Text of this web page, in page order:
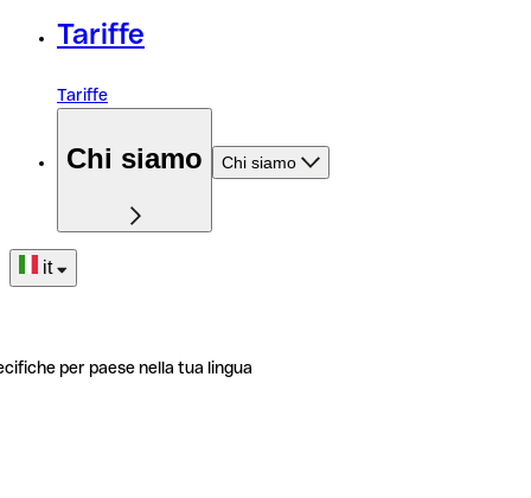
Tariffe
Tariffe
Chi siamo Chi siamo
it
per paese nella tua lingua